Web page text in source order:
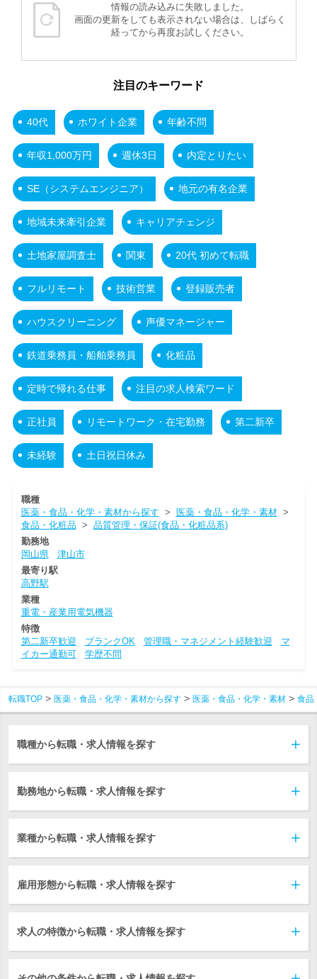
情報の読み込みに失敗しました。
画面の更新をしても表示されない場合は、しばらく
経ってから再度お試しください。
注目のキーワード
40代 ホワイト企業 年齢不問
年収1,000万円 週休3日 内定とりたい
SE（システムエンジニア） 地元の有名企業
地域未来牽引企業 キャリアチェンジ
土地家屋調査士 関東 20代 初めて転職
フルリモート 技術営業 登録販売者
ハウスクリーニング 声優マネージャー
鉄道乗務員・船舶乗務員 化粧品
定時で帰れる仕事 注目の求人検索ワード
正社員 リモートワーク・在宅勤務 第二新卒
未経験 土日祝日休み
職種
医薬・食品・化学・素材から探す > 医薬・食品・化学・素材>
食品・化粧品 > 品質管理・保証(食品・化粧品系)
勤務地
岡山県
津山市
最寄り駅
高野駅
業種
重電・産業用電気機器
特徴
第二新卒歓迎
ブランクOK 管理職・マネジメント経験歓迎
マ
イカー通勤可
学歴不問
転職TOP 医薬・食品・化学・素材から探す 医薬・食品・化学・素材 食品
職種から転職・求人情報を探す
勤務地から転職・求人情報を探す
業種から転職・求人情報を探す
雇用形態から転職・求人情報を探す
求人の特徴から転職・求人情報を探す